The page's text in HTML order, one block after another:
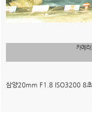
카메
삼양20mm F1.8 ISO3200 8초